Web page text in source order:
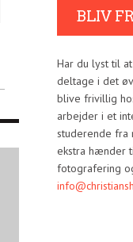
BLIV
Har du lyst til
deltage i det
blive frivillig
arbejder i et
studerende fra
ekstra hænder
fotografering